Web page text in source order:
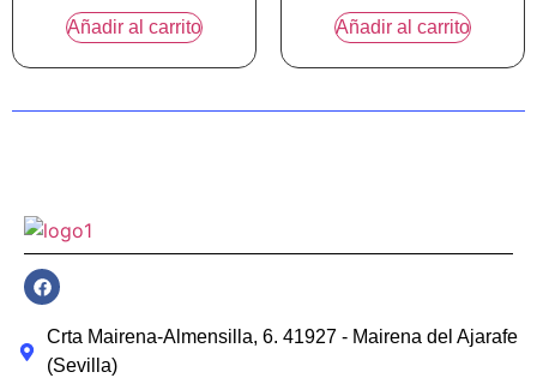
Añadir al carrito Añadir al carrito
Crta Mairena-Almensilla, 6. 41927 - Mairena del Ajarafe
(Sevilla)